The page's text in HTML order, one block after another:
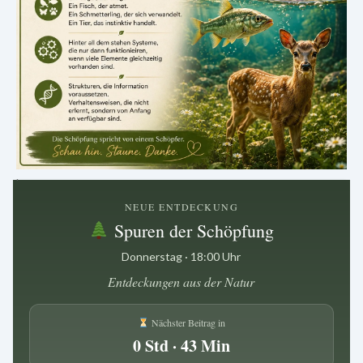
.
NEUE ENTDECKUNG
Spuren der Schöpfung
Donnerstag · 18:00 Uhr
Entdeckungen aus der Natur
Nächster Beitrag in
0 Std · 43 Min